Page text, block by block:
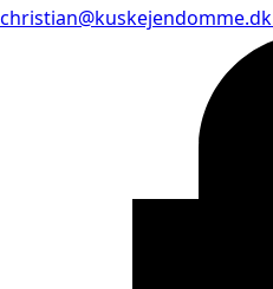
christian@kuskejendomme.dk